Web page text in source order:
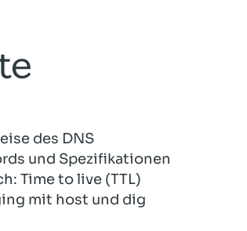
des DNS
und Spezifikationen
Time to live (TTL)
mit host und dig